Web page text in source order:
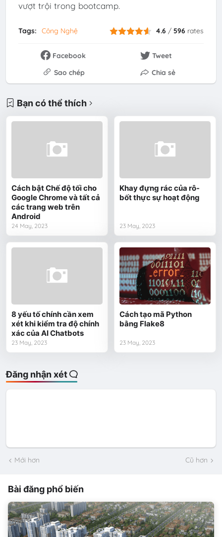
vượt trội trong bootcamp.
Tags: Công Nghệ 4.6 /596 rates
Facebook
Tweet
Sao chép
Chia sẻ
Bạn có thể thích
Cách bật Chế độ tối cho
Google Chrome và tất cả
các trang web trên
Android
24 May, 2023
Khay đựng rác của rô-
bốt thực sự hoạt động
23 May, 2023
8 yếu tố chính cần xem
xét khi kiểm tra độ chính
xác của AI Chatbots
23 May, 2023
Cách tạo mã Python
bằng Flake8
23 May, 2023
Đăng nhận xét
Mới hơn Cũ hơn
Bài đăng phổ biến